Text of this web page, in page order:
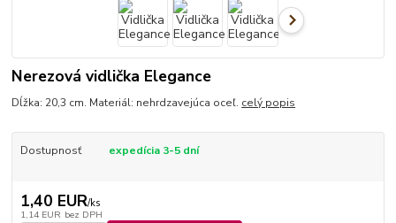
Nerezová vidlička Elegance
Dĺžka: 20,3 cm. Materiál: nehrdzavejúca oceľ. celý popis
Dostupnosť expedícia 3-5 dní
1,40 EUR/ks
1,14 EUR bez DPH